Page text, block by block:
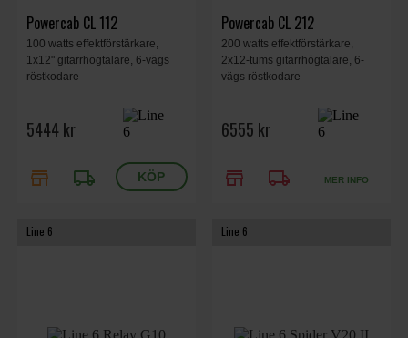
Powercab CL 112
100 watts effektförstärkare,
1x12" gitarrhögtalare, 6-vägs
röstkodare
5444 kr
store local_shipping
Powercab CL 212
200 watts effektförstärkare,
2x12-tums gitarrhögtalare, 6-
vägs röstkodare
6555 kr
store local_shipping MER INFO
Line 6 Line 6